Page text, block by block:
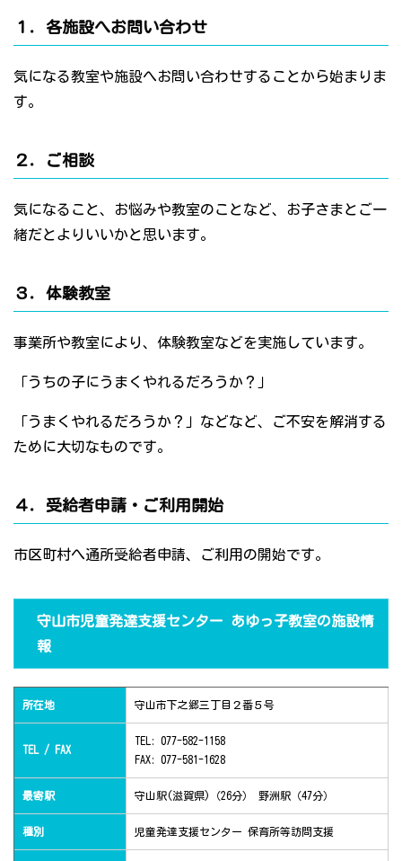
１．各施設へお問い合わせ
気になる教室や施設へお問い合わせすることから始まりま
す。
２．ご相談
気になること、お悩みや教室のことなど、お子さまとご一
緒だとよりいいかと思います。
３．体験教室
事業所や教室により、体験教室などを実施しています。
「うちの子にうまくやれるだろうか？」
「うまくやれるだろうか？」などなど、ご不安を解消する
ために大切なものです。
４．受給者申請・ご利用開始
市区町村へ通所受給者申請、ご利用の開始です。
守山市児童発達支援センター あゆっ子教室の施設情
報
所在地 守山市下之郷三丁目２番５号
TEL / FAX
TEL: 077-582-1158
FAX: 077-581-1628
最寄駅 守山駅(滋賀県)（26分） 野洲駅（47分）
種別 児童発達支援センター 保育所等訪問支援